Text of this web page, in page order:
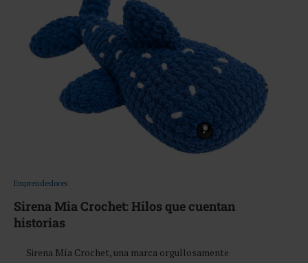
Emprendedores
Sirena Mia Crochet: Hilos que cuentan
historias
Sirena Mía Crochet, una marca orgullosamente